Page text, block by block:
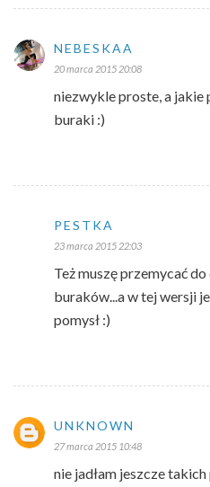
NEBESKAA
20 marca 2015 20:08
niezwykle proste, a jakie
buraki :)
PESTKA
23 marca 2015 22:03
Też muszę przemycać
buraków...a w tej wersji
pomysł :)
UNKNOWN
27 marca 2015 10:48
nie jadłam jeszcze